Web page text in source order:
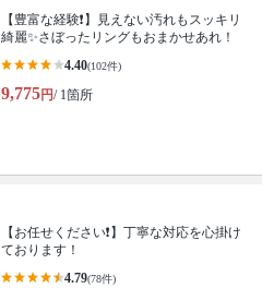
【豊富な経験❗️】見えない汚れもスッキリ
綺麗✨さぼったリングもおまかせあれ！
4.40(102件)
9,775円/ 1箇所
【お任せください❗️】丁寧な対応を心掛け
ております！
4.79(78件)